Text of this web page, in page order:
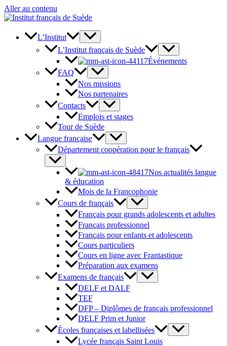
Aller au contenu
L’Institut
L’Institut français de Suède
Événements
FAQ
Nos missions
Nos partenaires
Contacts
Emplois et stages
Tour de Suède
Langue française
Département coopération pour le français
Nos actualités langue
& éducation
Mois de la Francophonie
Cours de français
Français pour grands adolescents et adultes
Français professionnel
Français pour enfants et adolescents
Cours particuliers
Cours en ligne avec Frantastique
Préparation aux examens
Examens de français
DELF et DALF
TEF
DFP – Diplômes de français professionnel
DELF Prim et Junior
Écoles françaises et labellisées
Lycée français Saint Louis